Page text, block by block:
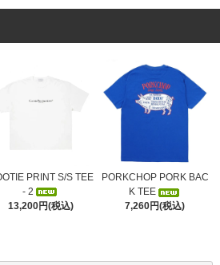
PRINT S/S TEE
- 2
13,200円(税込)
PORKCHOP PORK BAC
K TEE
7,260円(税込)